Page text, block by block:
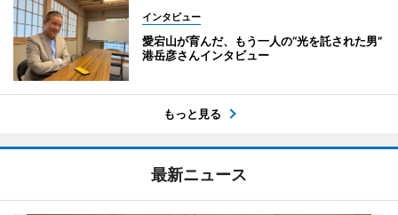
インタビュー
愛宕山が育んだ、もう一人の“光を託された男”
港岳彦さんインタビュー
もっと見る
最新ニュース